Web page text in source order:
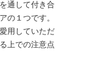
通して付き合
の１つです。
用していただ
上での注意点